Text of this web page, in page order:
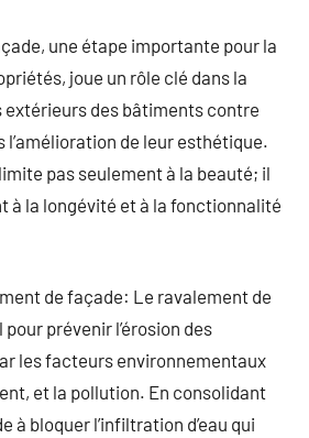
une étape importante pour la
joue un rôle clé dans la
des bâtiments contre
l’amélioration de leur esthétique.
pas seulement à la beauté; il
à la longévité et à la fonctionnalité
de façade: Le ravalement de
prévenir l’érosion des
les facteurs environnementaux
et la pollution. En consolidant
à bloquer l’infiltration d’eau qui